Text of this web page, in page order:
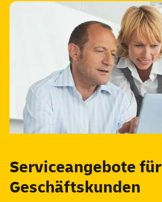
Serviceangebote für
Geschäftskunden